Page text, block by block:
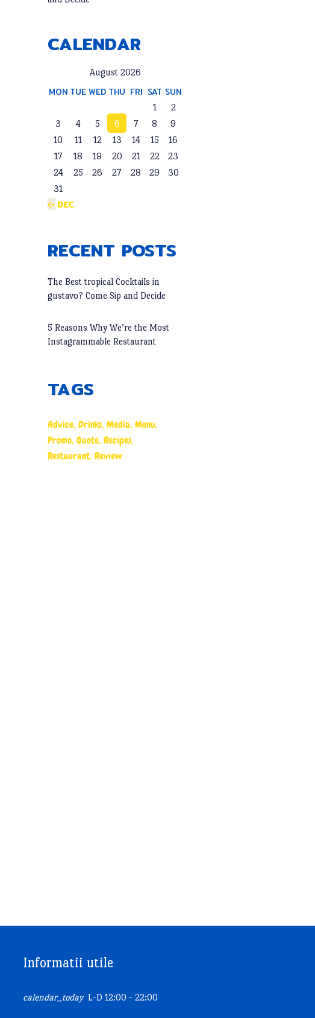
CALENDAR
August 2026
MON TUEWED THU FRI SAT SUN
1
2
3
4 5 6 7 8
9
10
11 12 13 14 15
16
17
18 19 20 21 22
23
24
25 26 27 28 29
30
31
« DEC
RECENT POSTS
The Best tropical Cocktails in
gustavo? Come Sip and Decide
5 Reasons Why We’re the Most
Instagrammable Restaurant
TAGS
Advice Drinks Media Menu
Promo Quote Recipes
Restaurant Review
Informatii utile
calendar_today L-D 12:00 - 22:00